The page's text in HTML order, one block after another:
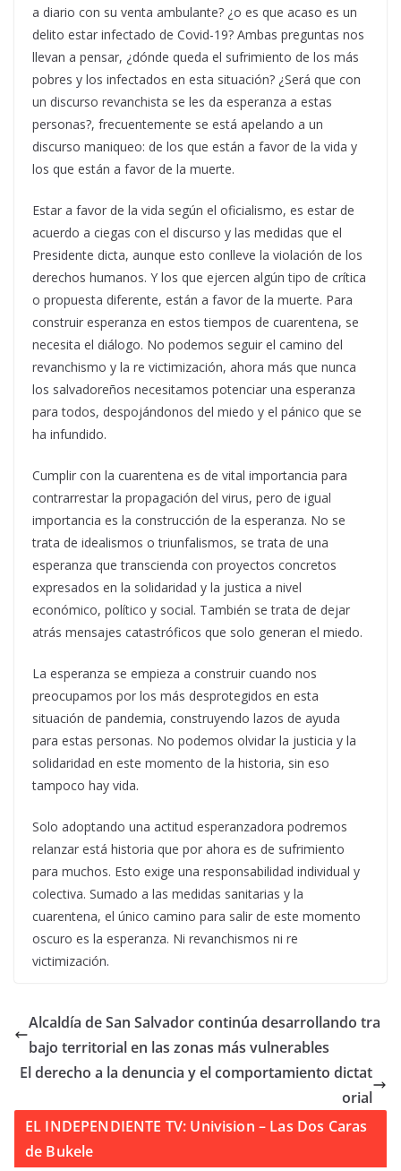
a diario con su venta ambulante? ¿o es que acaso es un
delito estar infectado de Covid-19? Ambas preguntas nos
llevan a pensar, ¿dónde queda el sufrimiento de los más
pobres y los infectados en esta situación? ¿Será que con
un discurso revanchista se les da esperanza a estas
personas?, frecuentemente se está apelando a un
discurso maniqueo: de los que están a favor de la vida y
los que están a favor de la muerte.
Estar a favor de la vida según el oficialismo, es estar de
acuerdo a ciegas con el discurso y las medidas que el
Presidente dicta, aunque esto conlleve la violación de los
derechos humanos. Y los que ejercen algún tipo de crítica
o propuesta diferente, están a favor de la muerte. Para
construir esperanza en estos tiempos de cuarentena, se
necesita el diálogo. No podemos seguir el camino del
revanchismo y la re victimización, ahora más que nunca
los salvadoreños necesitamos potenciar una esperanza
para todos, despojándonos del miedo y el pánico que se
ha infundido.
Cumplir con la cuarentena es de vital importancia para
contrarrestar la propagación del virus, pero de igual
importancia es la construcción de la esperanza. No se
trata de idealismos o triunfalismos, se trata de una
esperanza que transcienda con proyectos concretos
expresados en la solidaridad y la justica a nivel
económico, político y social. También se trata de dejar
atrás mensajes catastróficos que solo generan el miedo.
La esperanza se empieza a construir cuando nos
preocupamos por los más desprotegidos en esta
situación de pandemia, construyendo lazos de ayuda
para estas personas. No podemos olvidar la justicia y la
solidaridad en este momento de la historia, sin eso
tampoco hay vida.
Solo adoptando una actitud esperanzadora podremos
relanzar está historia que por ahora es de sufrimiento
para muchos. Esto exige una responsabilidad individual y
colectiva. Sumado a las medidas sanitarias y la
cuarentena, el único camino para salir de este momento
oscuro es la esperanza. Ni revanchismos ni re
victimización.
Alcaldía de San Salvador continúa desarrollando tra
bajo territorial en las zonas más vulnerables
El derecho a la denuncia y el comportamiento dictat
orial
EL INDEPENDIENTE TV: Univision – Las Dos Caras
de Bukele